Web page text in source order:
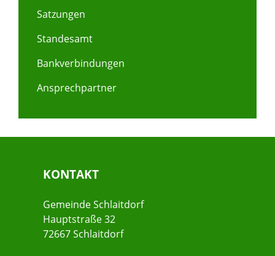
Satzungen
Standesamt
Bankverbindungen
Ansprechpartner
KONTAKT
Gemeinde Schlaitdorf
Hauptstraße 32
72667 Schlaitdorf